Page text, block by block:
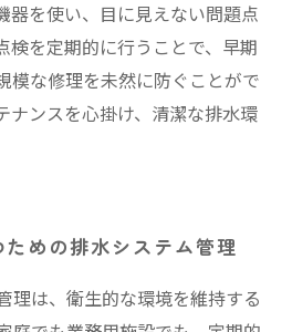
器を使い、目に見えない問題点
検を定期的に行うことで、早期
模な修理を未然に防ぐことがで
ナンスを心掛け、清潔な排水環
めの排水システム管理
理は、衛生的な環境を維持する